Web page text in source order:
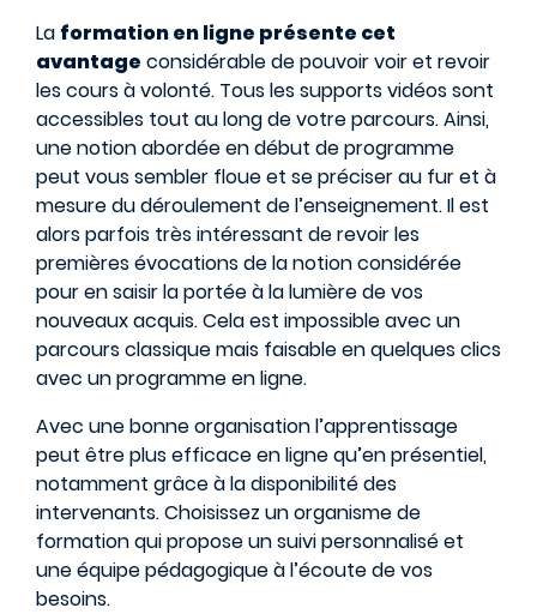
La formation en ligne présente cet
avantage considérable de pouvoir voir et revoir
les cours à volonté. Tous les supports vidéos sont
accessibles tout au long de votre parcours. Ainsi,
une notion abordée en début de programme
peut vous sembler floue et se préciser au fur et à
mesure du déroulement de l’enseignement. Il est
alors parfois très intéressant de revoir les
premières évocations de la notion considérée
pour en saisir la portée à la lumière de vos
nouveaux acquis. Cela est impossible avec un
parcours classique mais faisable en quelques clics
avec un programme en ligne.
Avec une bonne organisation l’apprentissage
peut être plus efficace en ligne qu’en présentiel,
notamment grâce à la disponibilité des
intervenants. Choisissez un organisme de
formation qui propose un suivi personnalisé et
une équipe pédagogique à l’écoute de vos
besoins.